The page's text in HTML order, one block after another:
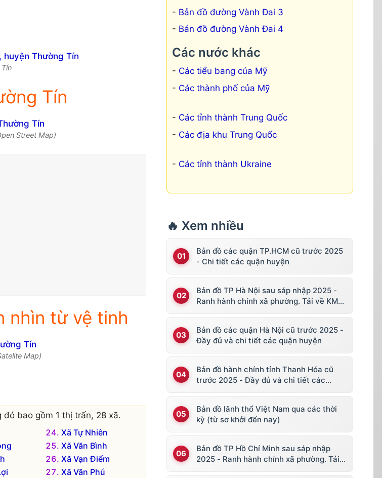
Tín
Street Map)
nhìn từ vệ tinh
Map)
bao gồm 1 thị trấn, 28 xã.
Xã Tự Nhiên
Xã Văn Bình
Xã Vạn Điểm
Xã Văn Phú
Bản đồ đường Vành Đai 3
Bản đồ đường Vành Đai 4
Các nước khác
Các tiểu bang của Mỹ
Các thành phố của Mỹ
Các tỉnh thành Trung Quốc
Các địa khu Trung Quốc
Các tỉnh thành Ukraine
🔥 Xem nhiều
Bản đồ các quận TP.HCM cũ trước 2025
- Chi tiết các quận huyện
Bản đồ TP Hà Nội sau sáp nhập 2025 -
Ranh hành chính xã phường. Tải về KML,
Bản đồ các quận Hà Nội cũ trước 2025 -
Đầy đủ và chi tiết các quận huyện
Bản đồ hành chính tỉnh Thanh Hóa cũ
trước 2025 - Đầy đủ và chi tiết các
Bản đồ lãnh thổ Việt Nam qua các thời
kỳ (từ sơ khởi đến nay)
Bản đồ TP Hồ Chí Minh sau sáp nhập
2025 - Ranh hành chính xã phường. Tải